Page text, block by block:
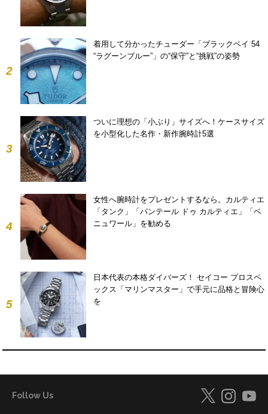
2
着用して分かったチューダー「ブラックベイ 54
“ラグーンブルー”」の“保守”と“挑戦”の姿勢
3
ついに理想の「小ぶり」サイズへ！ケースサイズ
を小型化した名作・新作腕時計5選
4
女性へ腕時計をプレゼントするなら。カルティエ
「タンク」「パンテール ドゥ カルティエ」「ベ
ニュワール」を勧める
5
日本代表の本格ダイバーズ！ セイコー プロスペ
ックス「マリンマスター」で手元に品格と冒険心
を
Follow Us